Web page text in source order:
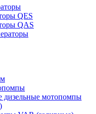
QES
QAS
мотопомпы